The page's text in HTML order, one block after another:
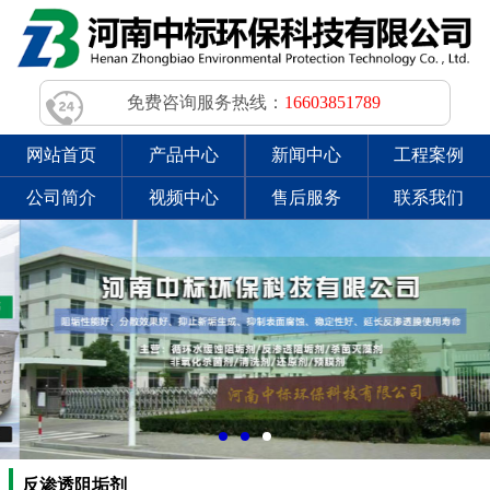
免费咨询服务热线： 16603851789
网站首页 产品中心 新闻中心 工程案例
公司简介 视频中心 售后服务 联系我们
反渗透阻垢剂